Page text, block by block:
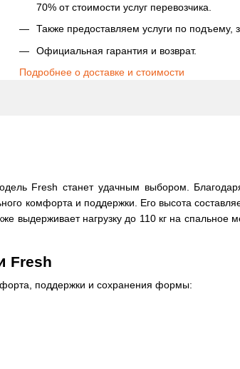
70% от стоимости услуг перевозчика.
Также предоставляем услуги по подъему,
Официальная гарантия и возврат.
Подробнее о доставке и стоимости
Fresh станет удачным выбором.
комфорта и поддержки. Его высота
нагрузку до 110 кг на спальное
Fresh
поддержки и сохранения формы: